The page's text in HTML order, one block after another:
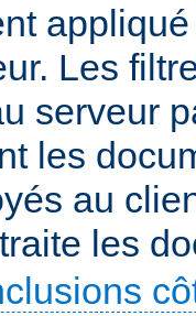
Les
serveur
les
au
traite les